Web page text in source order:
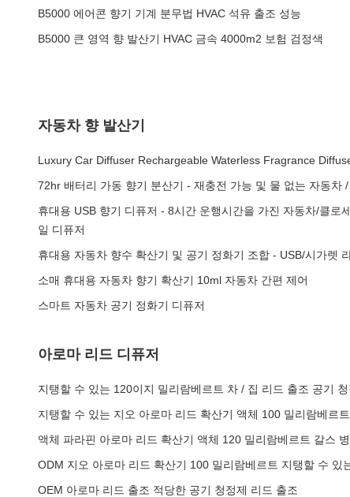
B5000 에어콘 향기 기계 분무법 HVAC 석유 출조 성능
B5000 큰 영역 향 발산기 HVAC 금속 4000m2 보험 검정색
자동차 향 발산기
Luxury Car Diffuser Rechargeable Waterless Fragrance
72hr 배터리 가동 향기 분산기 - 재충전 가능 및 물 없는 자동차
휴대용 USB 향기 디퓨저 - 8시간 운행시간을 가진 자동차/클로
일 디퓨저
휴대용 자동차 향수 확산기 및 공기 정화기 조합 - USB/시가렛
소매 휴대용 자동차 향기 확산기 10ml 자동차 간편 제어
스마트 자동차 공기 정화기 디퓨저
아로마 리드 디퓨저
지탱할 수 있는 120이지 밀리람베르트 차 / 집 리드 출조 공기 청
지탱할 수 있는 지오 아로마 리드 확산기 액체 100 밀리람베르
액체 파라핀 아로마 리드 확산기 액체 120 밀리람베르트 갈스
ODM 지오 아로마 리드 확산기 100 밀리람베르트 지탱할 수 있
OEM 아로마 리드 출조 적당한 공기 청정제 리드 출조